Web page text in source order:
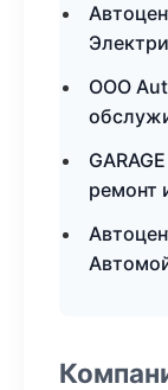
ООО
ремонт